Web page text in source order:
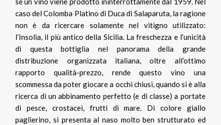
caso del Colomba Platino di Duca di Salaparuta, la ragione
non è da ricercare solamente nel vitigno utilizzato:
l’Insolia, il più antico della Sicilia. La freschezza e l’unicità
di questa bottiglia nel panorama della grande
distribuzione organizzata italiana, oltre all’ottimo
rapporto qualità-prezzo, rende questo vino una
scommessa da poter giocare a occhi chiusi, quando si è alla
ricerca di un abbinamento perfetto (e di classe) a portate
di pesce, crostacei, frutti di mare. Di colore giallo
paglierino, si presenta al naso molto ben strutturato ed